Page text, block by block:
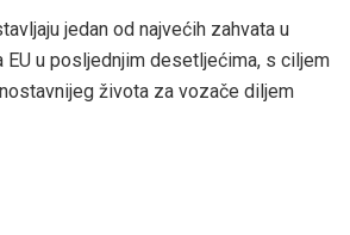
jedan od najvećih zahvata u
EU u posljednjim desetljećima, s ciljem
života za vozače diljem